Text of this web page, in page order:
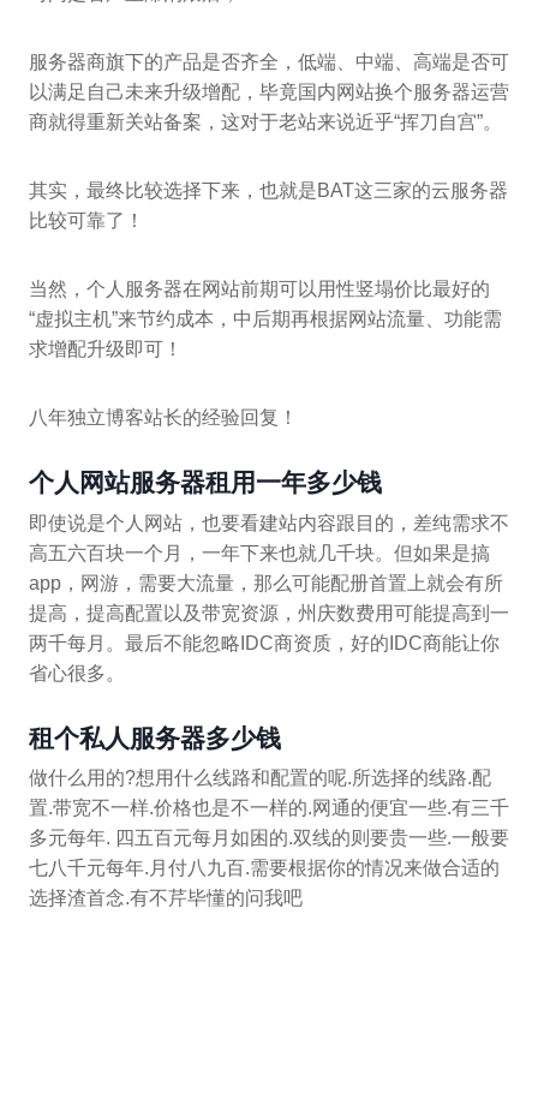
服务器商旗下的产品是否齐全，低端、中端、高端是否可
以满足自己未来升级增配，毕竟国内网站换个服务器运营
商就得重新关站备案，这对于老站来说近乎“挥刀自宫”。
其实，最终比较选择下来，也就是BAT这三家的云服务器
比较可靠了！
当然，个人服务器在网站前期可以用性竖塌价比最好的
“虚拟主机”来节约成本，中后期再根据网站流量、功能需
求增配升级即可！
八年独立博客站长的经验回复！
个人网站服务器租用一年多少钱
即使说是个人网站，也要看建站内容跟目的，差纯需求不
高五六百块一个月，一年下来也就几千块。但如果是搞
app，网游，需要大流量，那么可能配册首置上就会有所
提高，提高配置以及带宽资源，州庆数费用可能提高到一
两千每月。最后不能忽略IDC商资质，好的IDC商能让你
省心很多。
租个私人服务器多少钱
做什么用的?想用什么线路和配置的呢.所选择的线路.配
置.带宽不一样.价格也是不一样的.网通的便宜一些.有三千
多元每年. 四五百元每月如困的.双线的则要贵一些.一般要
七八千元每年.月付八九百.需要根据你的情况来做合适的
选择渣首念.有不芹毕懂的问我吧